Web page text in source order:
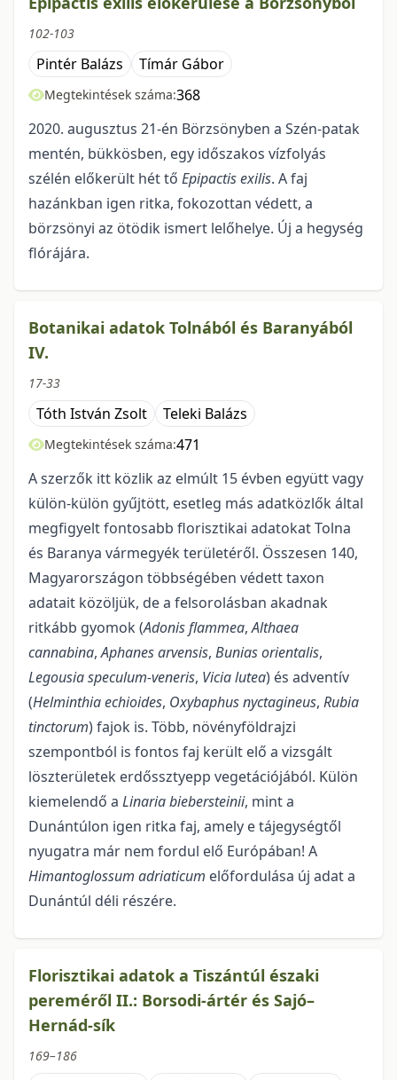
102-103
Pintér Balázs Tímár Gábor
Megtekintések száma:368
2020. augusztus 21-én Börzsönyben a Szén-patak
mentén, bükkösben, egy időszakos vízfolyás
szélén előkerült hét tő Epipactis exilis. A faj
hazánkban igen ritka, fokozottan védett, a
börzsönyi az ötödik ismert lelőhelye. Új a hegység
flórájára.
Botanikai adatok Tolnából és Baranyából
IV.
17-33
Tóth István Zsolt Teleki Balázs
Megtekintések száma:471
A szerzők itt közlik az elmúlt 15 évben együtt vagy
külön-külön gyűjtött, esetleg más adatközlők által
megfigyelt fontosabb florisztikai adatokat Tolna
és Baranya vármegyék területéről. Összesen 140,
Magyarországon többségében védett taxon
adatait közöljük, de a felsorolásban akadnak
ritkább gyomok (Adonis flammea,Althaea
cannabina,Aphanes arvensis, Bunias orientalis,
Legousiaspeculum-veneris, Vicialutea) és adventív
(Helminthiaechioides, Oxybaphusnyctagineus, Rubia
tincto­rum) fajok is. Több, növényföldrajzi
szempontból is fontos faj került elő a vizsgált
löszterületek erdős­sztyepp vegetációjából. Külön
kiemelendő a Linaria biebersteinii, mint a
Dunántúlon igen ritka faj, amely e tájegységtől
nyugatra már nem fordul elő Európában! A
Himantoglossum adriaticum előfordu­lása új adat a
Dunántúl déli részére.
Florisztikai adatok a Tiszántúl északi
pereméről II.: Borsodi-ártér és Sajó–
Hernád-sík
169–186